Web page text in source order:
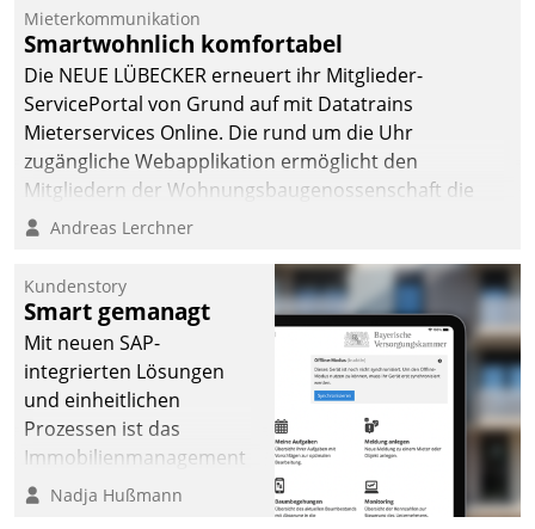
Mieterkommunikation
Smartwohnlich komfortabel
Die NEUE LÜBECKER erneuert ihr Mitglieder-
ServicePortal von Grund auf mit Datatrains
Mieterservices Online. Die rund um die Uhr
zugängliche Webapplikation ermöglicht den
Mitgliedern der Wohnungs­bau­genossenschaft die
Kontaktaufnahme per Smartphone, Tablet oder PC.
Andreas Lerchner
Kundenstory
Smart gemanagt
Mit neuen SAP-
integrierten Lösungen
und einheitlichen
Prozessen ist das
Immobilienmanagement
der Bayerischen
Nadja Hußmann